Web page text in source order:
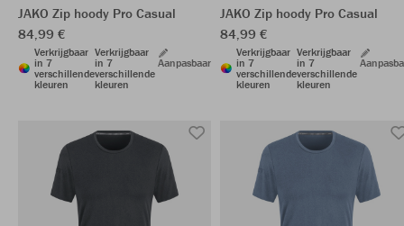
JAKO Zip hoody Pro Casual
84,99 €
Verkrijgbaar
in 7
verschillende
kleuren
Verkrijgbaar
in 7
verschillende
kleuren
Aanpasbaar
JAKO Zip hoody Pro Casual
84,99 €
Verkrijgbaar
in 7
verschillende
kleuren
Verkrijgbaar
in 7
verschillende
kleuren